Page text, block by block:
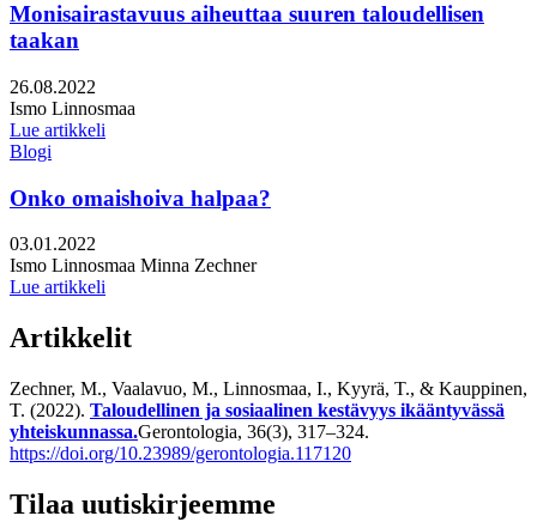
Monisairastavuus aiheuttaa suuren taloudellisen
taakan
Julkaistu:
26.08.2022
Kirjoittajat:
Ismo Linnosmaa
Lue artikkeli
Blogi
Onko omaishoiva halpaa?
Julkaistu:
03.01.2022
Kirjoittajat:
Ismo Linnosmaa Minna Zechner
Lue artikkeli
Artikkelit
Zechner, M., Vaalavuo, M., Linnosmaa, I., Kyyrä, T., & Kauppinen,
T. (2022). Taloudellinen ja sosiaalinen kestävyys ikääntyvässä
yhteiskunnassa.Gerontologia, 36(3), 317–324.
https://doi.org/10.23989/gerontologia.117120
Tilaa uutiskirjeemme